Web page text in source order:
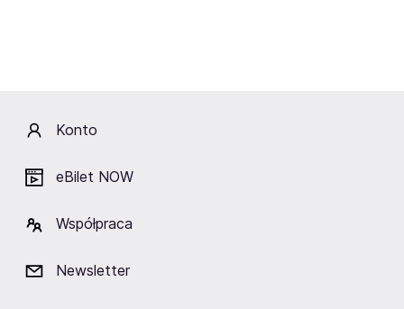
Konto
eBilet NOW
Współpraca
Newsletter
Warszawa